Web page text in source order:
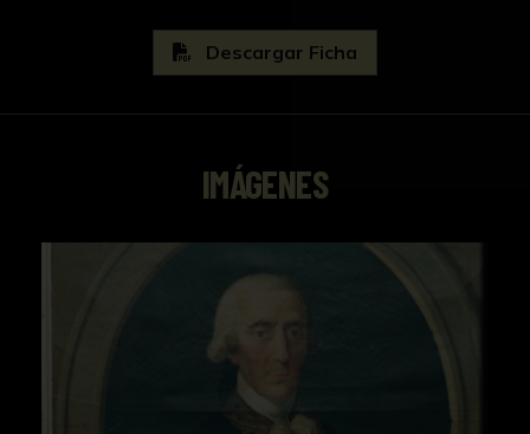
Descargar Ficha
IMÁGENES